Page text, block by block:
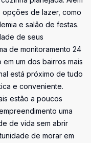
opções de lazer, como
e salão de festas.
de seus
de monitoramento 24
um dos bairros mais
está próximo de tudo
e conveniente.
estão a poucos
uma
de vida sem abrir
de morar em